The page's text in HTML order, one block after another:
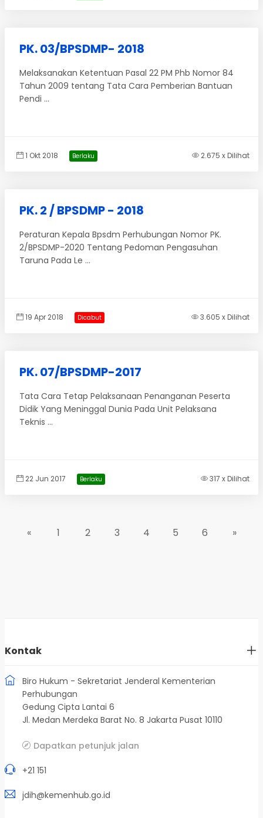
PK. 03/BPSDMP- 2018
Melaksanakan Ketentuan Pasal 22 PM Phb Nomor 84
Tahun 2009 tentang Tata Cara Pemberian Bantuan
Pendi ...
1 Okt 2018 Berlaku 2.675 x Dilihat
PK. 2 / BPSDMP - 2018
Peraturan Kepala Bpsdm Perhubungan Nomor PK.
2/BPSDMP-2020 Tentang Pedoman Pengasuhan
Taruna Pada Le ...
19 Apr 2018 Dicabut 3.605 x Dilihat
PK. 07/BPSDMP-2017
Tata Cara Tetap Pelaksanaan Penanganan Peserta
Didik Yang Meninggal Dunia Pada Unit Pelaksana
Teknis ...
22 Jun 2017 Berlaku 317 x Dilihat
« 1 2 3 4 5 6 »
Kontak
Biro Hukum - Sekretariat Jenderal Kementerian
Perhubungan
Gedung Cipta Lantai 6
Jl. Medan Merdeka Barat No. 8 Jakarta Pusat 10110
Dapatkan petunjuk jalan
+21 151
jdih@kemenhub.go.id